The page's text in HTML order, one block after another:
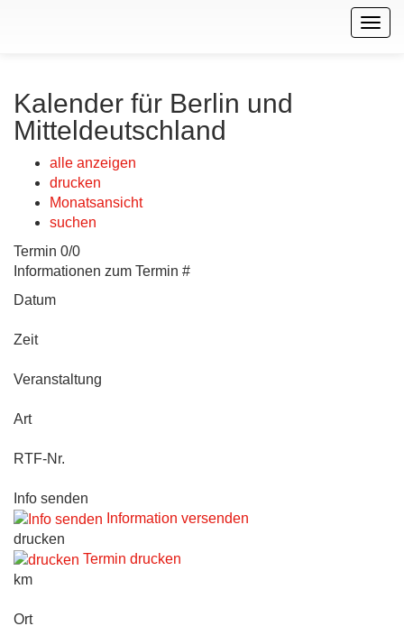
Kalender für Berlin und
Mitteldeutschland
alle anzeigen
drucken
Monatsansicht
suchen
Termin 0/0
Informationen zum Termin #
Datum
Zeit
Veranstaltung
Art
RTF-Nr.
Info senden
Information versenden
drucken
Termin drucken
km
Ort